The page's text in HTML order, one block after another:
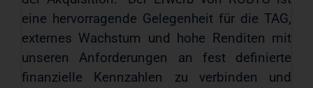
eine hervorragende Gelegenheit für die TAG,
externes Wachstum und hohe Renditen mit
unseren Anforderungen an fest definierte
finanzielle Kennzahlen zu verbinden und